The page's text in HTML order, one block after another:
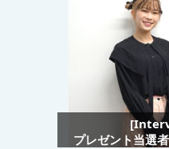
プレゼント当選